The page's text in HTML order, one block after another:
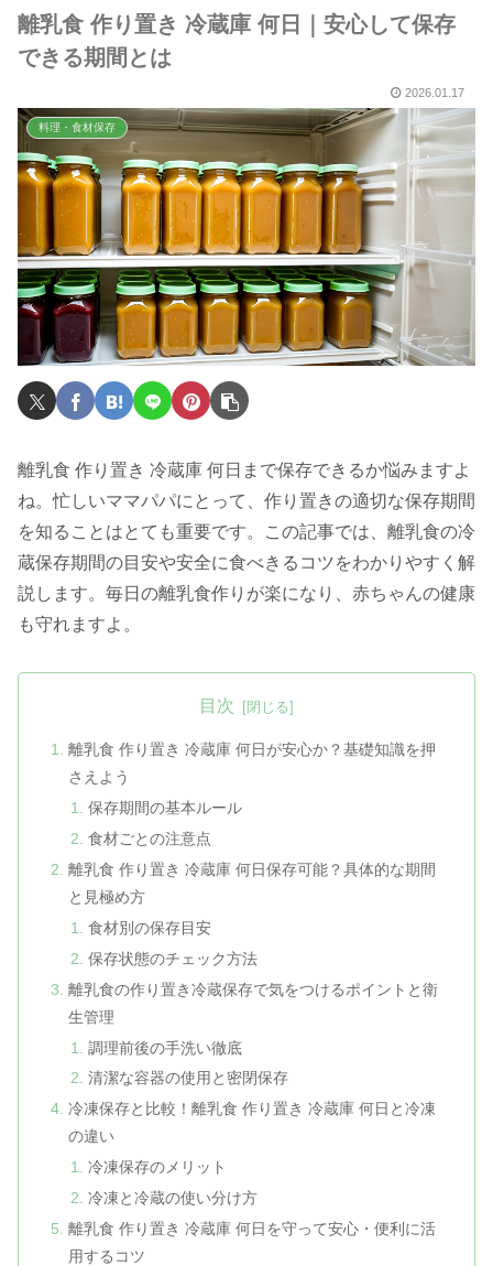
離乳食 作り置き 冷蔵庫 何日｜安心して保存
できる期間とは
2026.01.17
料理・食材保存
離乳食 作り置き 冷蔵庫 何日まで保存できるか悩みますよ
ね。忙しいママパパにとって、作り置きの適切な保存期間
を知ることはとても重要です。この記事では、離乳食の冷
蔵保存期間の目安や安全に食べきるコツをわかりやすく解
説します。毎日の離乳食作りが楽になり、赤ちゃんの健康
も守れますよ。
目次
離乳食 作り置き 冷蔵庫 何日が安心か？基礎知識を押
さえよう
保存期間の基本ルール
食材ごとの注意点
離乳食 作り置き 冷蔵庫 何日保存可能？具体的な期間
と見極め方
食材別の保存目安
保存状態のチェック方法
離乳食の作り置き冷蔵保存で気をつけるポイントと衛
生管理
調理前後の手洗い徹底
清潔な容器の使用と密閉保存
冷凍保存と比較！離乳食 作り置き 冷蔵庫 何日と冷凍
の違い
冷凍保存のメリット
冷凍と冷蔵の使い分け方
離乳食 作り置き 冷蔵庫 何日を守って安心・便利に活
用するコツ